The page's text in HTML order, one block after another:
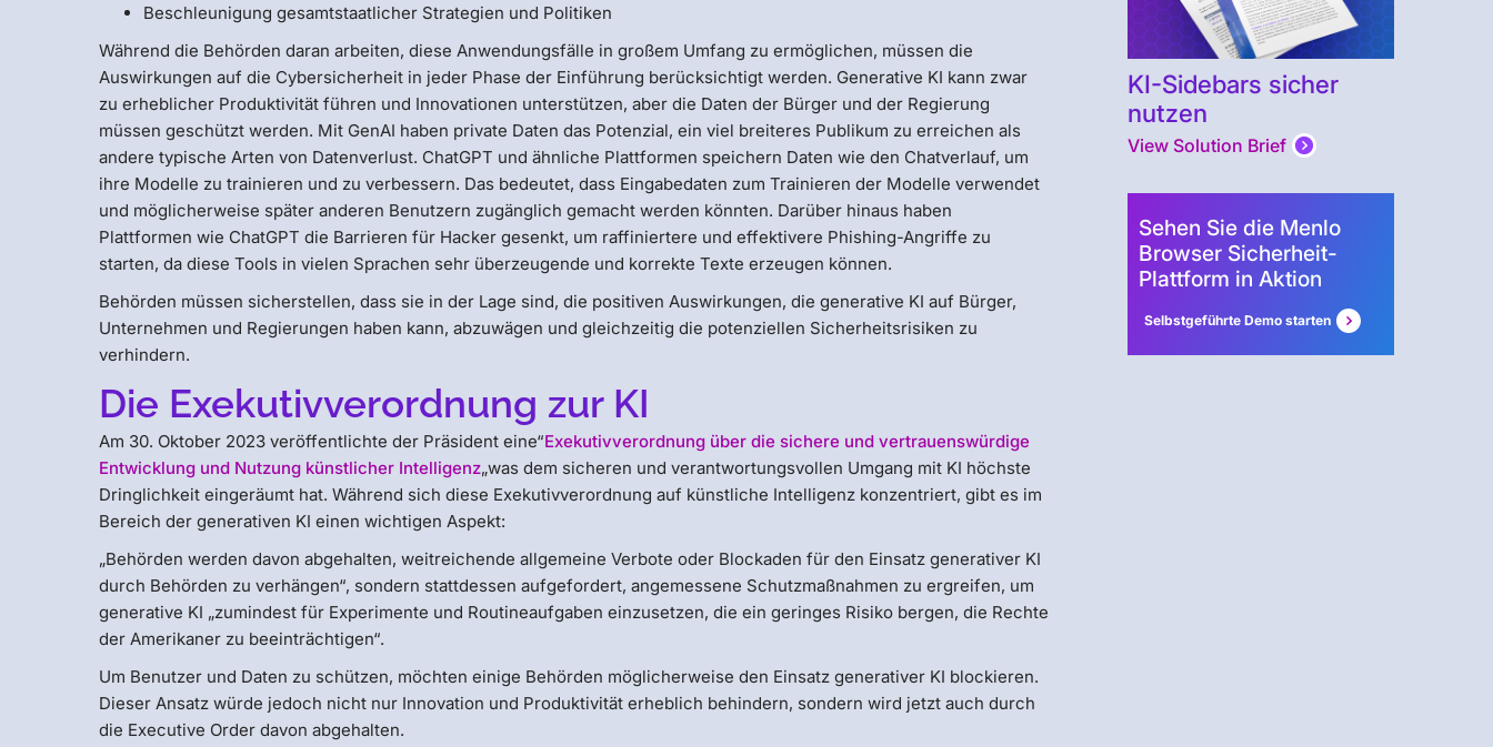
Beschleunigung gesamtstaatlicher Strategien und Politiken
Während die Behörden daran arbeiten, diese Anwendungsfälle in großem Umfang zu ermöglichen, müssen die
Auswirkungen auf die Cybersicherheit in jeder Phase der Einführung berücksichtigt werden. Generative KI kann zwar
zu erheblicher Produktivität führen und Innovationen unterstützen, aber die Daten der Bürger und der Regierung
müssen geschützt werden. Mit GenAI haben private Daten das Potenzial, ein viel breiteres Publikum zu erreichen als
andere typische Arten von Datenverlust. ChatGPT und ähnliche Plattformen speichern Daten wie den Chatverlauf, um
ihre Modelle zu trainieren und zu verbessern. Das bedeutet, dass Eingabedaten zum Trainieren der Modelle verwendet
und möglicherweise später anderen Benutzern zugänglich gemacht werden könnten. Darüber hinaus haben
Plattformen wie ChatGPT die Barrieren für Hacker gesenkt, um raffiniertere und effektivere Phishing-Angriffe zu
starten, da diese Tools in vielen Sprachen sehr überzeugende und korrekte Texte erzeugen können.
Behörden müssen sicherstellen, dass sie in der Lage sind, die positiven Auswirkungen, die generative KI auf Bürger,
Unternehmen und Regierungen haben kann, abzuwägen und gleichzeitig die potenziellen Sicherheitsrisiken zu
verhindern.
Die Exekutivverordnung zur KI
Am 30. Oktober 2023 veröffentlichte der Präsident eine“Exekutivverordnung über die sichere und vertrauenswürdige
Entwicklung und Nutzung künstlicher Intelligenz„was dem sicheren und verantwortungsvollen Umgang mit KI höchste
Dringlichkeit eingeräumt hat. Während sich diese Exekutivverordnung auf künstliche Intelligenz konzentriert, gibt es im
Bereich der generativen KI einen wichtigen Aspekt:
„Behörden werden davon abgehalten, weitreichende allgemeine Verbote oder Blockaden für den Einsatz generativer KI
durch Behörden zu verhängen“, sondern stattdessen aufgefordert, angemessene Schutzmaßnahmen zu ergreifen, um
generative KI „zumindest für Experimente und Routineaufgaben einzusetzen, die ein geringes Risiko bergen, die Rechte
der Amerikaner zu beeinträchtigen“.
Um Benutzer und Daten zu schützen, möchten einige Behörden möglicherweise den Einsatz generativer KI blockieren.
Dieser Ansatz würde jedoch nicht nur Innovation und Produktivität erheblich behindern, sondern wird jetzt auch durch
die Executive Order davon abgehalten.
KI-Sidebars sicher
nutzen
View Solution Brief
Sehen Sie die Menlo
Browser Sicherheit-
Plattform in Aktion
Selbstgeführte Demo starten